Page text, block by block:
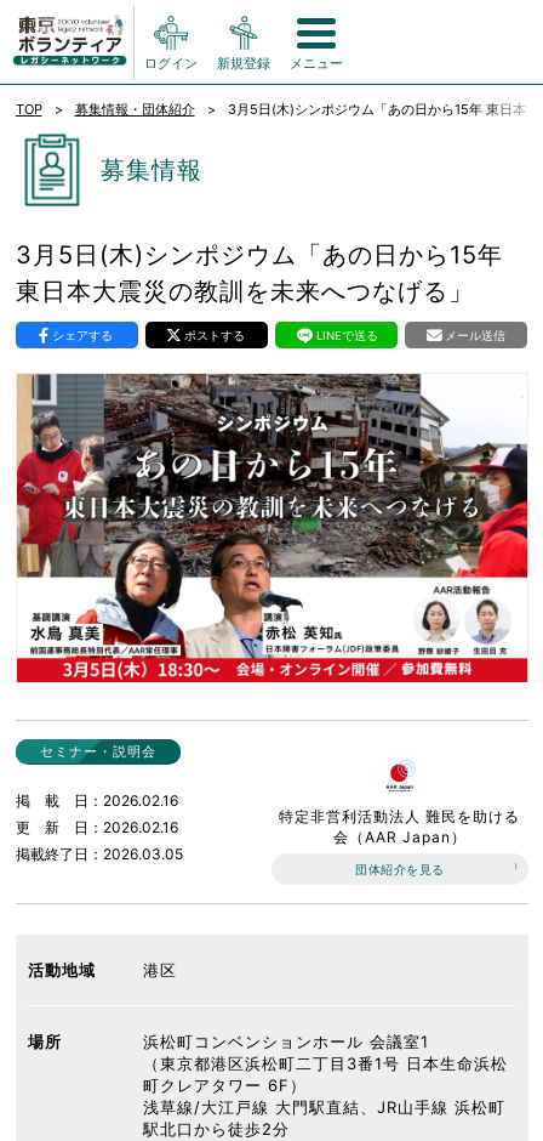
ログイン 新規登録 メニュー
TOP 募集情報・団体紹介 3月5日(木)シンポジウム「あの日から15年 東日本
募集情報
3月5日(木)シンポジウム「あの日から15年
東日本大震災の教訓を未来へつなげる」
シェアする ポストする LINEで送る メール送信
セミナー・説明会
掲載日
2026.02.16
更新日
2026.02.16
掲載終了日
2026.03.05
特定非営利活動法人 難民を助ける
会（AAR Japan）
団体紹介を見る
活動地域 港区
場所
浜松町コンベンションホール 会議室1
（東京都港区浜松町二丁目3番1号 日本生命浜松
町クレアタワー 6F）
浅草線/大江戸線 大門駅直結、JR山手線 浜松町
駅北口から徒歩2分